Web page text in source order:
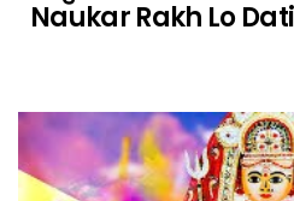
Naukar Rakh Lo